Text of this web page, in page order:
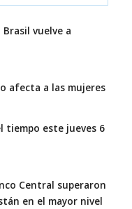
vuelve a
afecta a las mujeres
tiempo este jueves 6
Central superaron
en el mayor nivel